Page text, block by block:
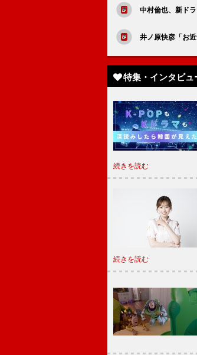
中村倫也、新ド
井ノ原快彦「お
特集・インタビュ
続きを読む
続きを読む